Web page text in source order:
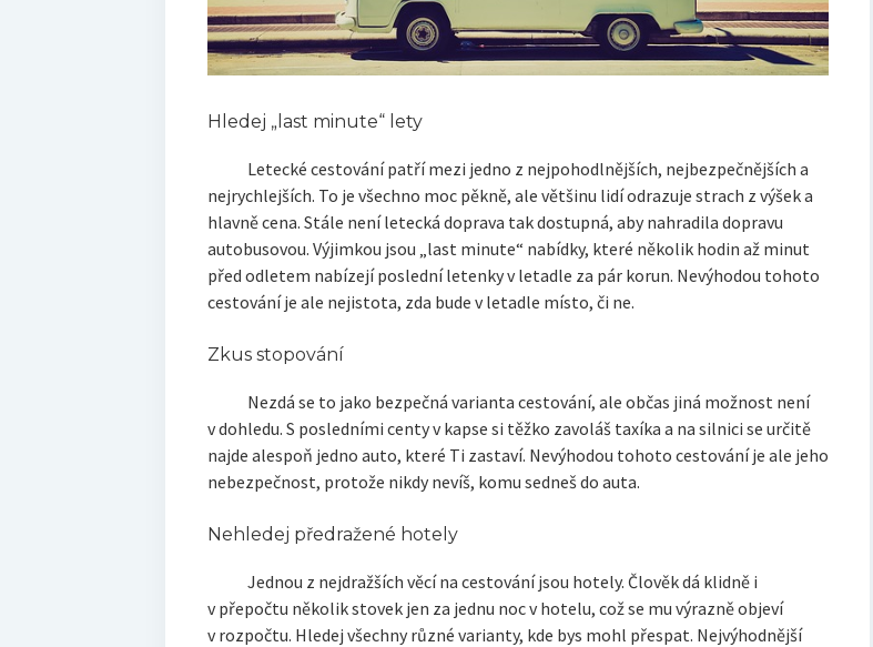
Hledej „last minute“ lety
Letecké cestování patří mezi jedno z nejpohodlnějších, nejbezpečnějších a
nejrychlejších. To je všechno moc pěkně, ale většinu lidí odrazuje strach z výšek a
hlavně cena. Stále není letecká doprava tak dostupná, aby nahradila dopravu
autobusovou. Výjimkou jsou „last minute“ nabídky, které několik hodin až minut
před odletem nabízejí poslední letenky v letadle za pár korun. Nevýhodou tohoto
cestování je ale nejistota, zda bude v letadle místo, či ne.
Zkus stopování
Nezdá se to jako bezpečná varianta cestování, ale občas jiná možnost není
v dohledu. S posledními centy v kapse si těžko zavoláš taxíka a na silnici se určitě
najde alespoň jedno auto, které Ti zastaví. Nevýhodou tohoto cestování je ale jeho
nebezpečnost, protože nikdy nevíš, komu sedneš do auta.
Nehledej předražené hotely
Jednou z nejdražších věcí na cestování jsou hotely. Člověk dá klidně i
v přepočtu několik stovek jen za jednu noc v hotelu, což se mu výrazně objeví
v rozpočtu. Hledej všechny různé varianty, kde bys mohl přespat. Nejvýhodnější